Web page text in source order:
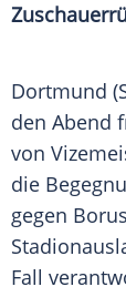
Dortmund
den Abend
von
die
gegen
Fall